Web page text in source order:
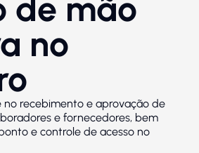
de mão
no
no recebimento e aprovação de
e fornecedores, bem
e controle de acesso no